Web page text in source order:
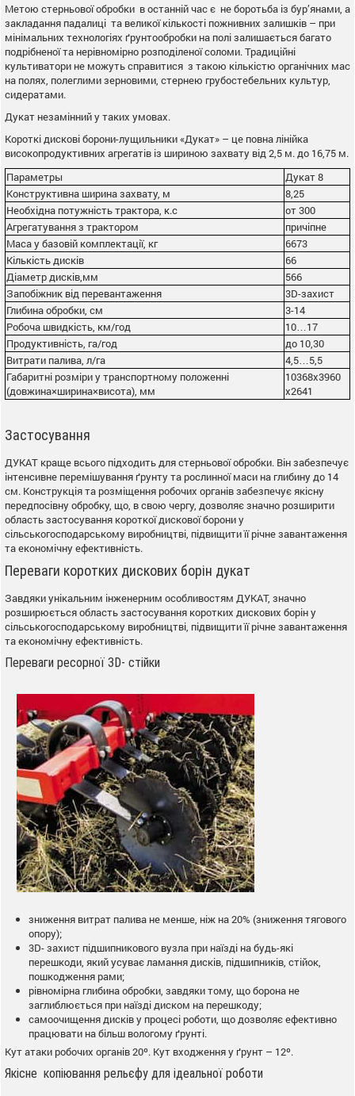
Метою стерньової обробки в останній час є не боротьба із бур’янами, а
закладання падалиці та великої кількості пожнивних залишків – при
мінімальних технологіях ґрунтообробки на полі залишається багато
подрібненої та нерівномірно розподіленої соломи. Традиційні
культиватори не можуть справитися з такою кількістю органічних мас
на полях, полеглими зерновими, стернею грубостебельних культур,
сидератами.
Дукат незамінний у таких умовах.
Короткі дискові борони-лущильники «Дукат» – це повна лінійка
високопродуктивних агрегатів із шириною захвату від 2,5 м. до 16,75 м.
Параметры
Дукат 8
Конструктивна ширина захвату, м
8,25
Необхідна потужність трактора, к.с
от 300
Агрегатування з трактором
причіпне
Маса у базовій комплектації, кг
6673
Кількість дисків
66
Діаметр дисків,мм
566
Запобіжник від перевантаження
3D-захист
Глибина обробки, см
3-14
Робоча швидкість, км/год
10…17
Продуктивність, га/год
до 10,30
Витрати палива, л/га
4,5…5,5
Габаритні розміри у транспортному положенні
(довжина×ширина×висота), мм
10368х3960
х2641
Застосування
ДУКАТ краще всього підходить для стерньової обробки. Він забезпечує
інтенсивне перемішування ґрунту та рослинної маси на глибину до 14
см. Конструкція та розміщення робочих органів забезпечує якісну
передпосівну обробку, що, в свою чергу, дозволяє значно розширити
область застосування короткої дискової борони у
сільськогосподарському виробництві, підвищити її річне завантаження
та економічну ефективність.
Переваги коротких дискових борін дукат
Завдяки унікальним інженерним особливостям ДУКАТ, значно
розширюється область застосування коротких дискових борін у
сільськогосподарському виробництві, підвищити її річне завантаження
та економічну ефективність.
Переваги ресорної 3D- стійки
зниження витрат палива не менше, ніж на 20% (зниження тягового
опору);
3D- захист підшипникового вузла при наїзді на будь-які
перешкоди, який усуває ламання дисків, підшипників, стійок,
пошкодження рами;
рівномірна глибина обробки, завдяки тому, що борона не
заглиблюється при наїзді диском на перешкоду;
самоочищення дисків у процесі роботи, що дозволяє ефективно
працювати на більш вологому ґрунті.
Кут атаки робочих органів 20º. Кут входження у ґрунт – 12º.
Якісне копіювання рельєфу для ідеальної роботи